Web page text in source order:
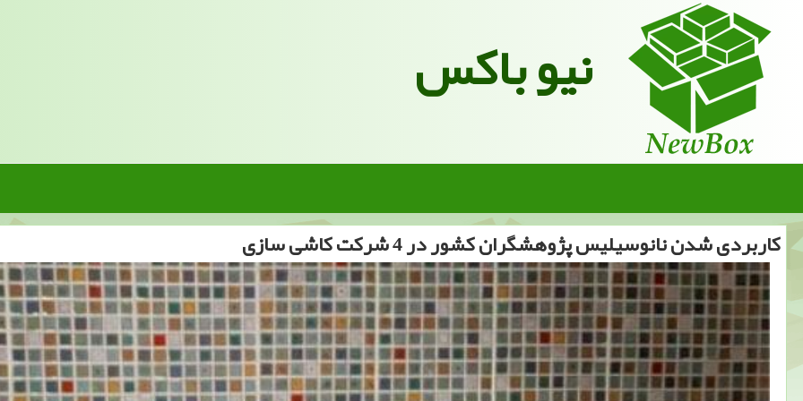
نیو باکس
كاربردی شدن نانوسیلیس پژوهشگران كشور در 4 شركت كاشی سازی